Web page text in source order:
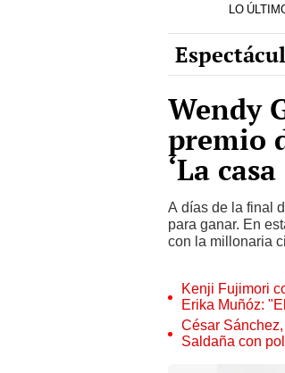
LO
Wendy
premio
‘La
A días de la final
para ganar. En
con la millonaria
Kenji Fujimori
Erika Muñóz:
César
Saldaña con